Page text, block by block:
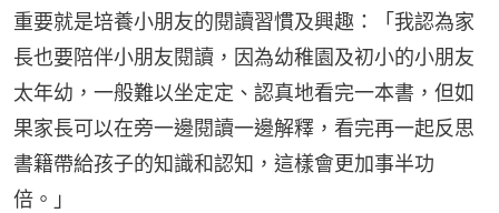
重要就是培養小朋友的閱讀習慣及興趣：「我認為家
長也要陪伴小朋友閱讀，因為幼稚園及初小的小朋友
太年幼，一般難以坐定定、認真地看完一本書，但如
果家長可以在旁一邊閱讀一邊解釋，看完再一起反思
書籍帶給孩子的知識和認知，這樣會更加事半功
倍。」